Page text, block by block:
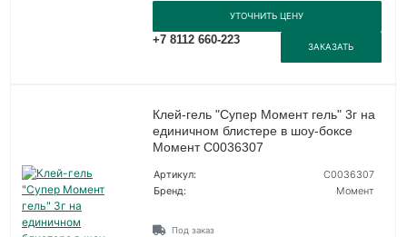
УТОЧНИТЬ ЦЕНУ
+7 8112 660-223
ЗАКАЗАТЬ
Клей-гель "Супер Момент гель" 3г на
единичном блистере в шоу-боксе
Момент C0036307
Артикул:
C0036307
Бренд:
Момент
Под заказ